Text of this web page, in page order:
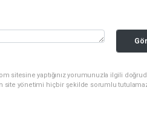
sitesine yaptığınız yorumunuzla ilgili
site yönetimi hiçbir şekilde sorumlu